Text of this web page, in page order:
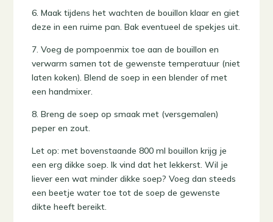
6. Maak tijdens het wachten de bouillon klaar en giet
deze in een ruime pan. Bak eventueel de spekjes uit.
7. Voeg de pompoenmix toe aan de bouillon en
verwarm samen tot de gewenste temperatuur (niet
laten koken). Blend de soep in een blender of met
een handmixer.
8. Breng de soep op smaak met (versgemalen)
peper en zout.
Let op: met bovenstaande 800 ml bouillon krijg je
een erg dikke soep. Ik vind dat het lekkerst. Wil je
liever een wat minder dikke soep? Voeg dan steeds
een beetje water toe tot de soep de gewenste
dikte heeft bereikt.